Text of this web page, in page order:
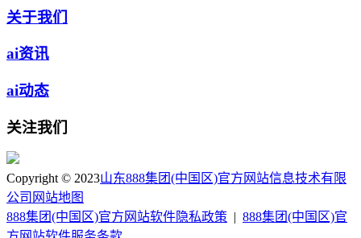
关于我们
ai资讯
ai动态
关注我们
Copyright © 2023山东888集团(中国区)官方网站信息技术有限
公司 网站地图
888集团(中国区)官方网站软件隐私政策
888集团(中国区)官